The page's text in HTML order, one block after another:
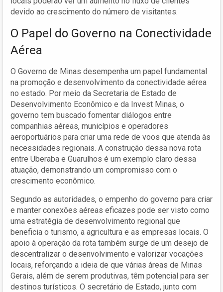
devido ao crescimento do número de visitantes.
O Papel do Governo na Conectividade
Aérea
O Governo de Minas desempenha um papel fundamental
na promoção e desenvolvimento da conectividade aérea
no estado. Por meio da Secretaria de Estado de
Desenvolvimento Econômico e da Invest Minas, o
governo tem buscado fomentar diálogos entre
companhias aéreas, municípios e operadores
aeroportuários para criar uma rede de voos que atenda às
necessidades regionais. A construção dessa nova rota
entre Uberaba e Guarulhos é um exemplo claro dessa
atuação, demonstrando um compromisso com o
crescimento econômico.
Segundo as autoridades, o empenho do governo para criar
e manter conexões aéreas eficazes pode ser visto como
uma estratégia de desenvolvimento regional que
beneficia o turismo, a agricultura e as empresas locais. O
apoio à operação da rota também surge de um desejo de
descentralizar o desenvolvimento e valorizar vocações
locais, reforçando a ideia de que várias áreas de Minas
Gerais, além de serem produtivas, têm potencial para ser
destinos turísticos. O secretário de Estado, junto com